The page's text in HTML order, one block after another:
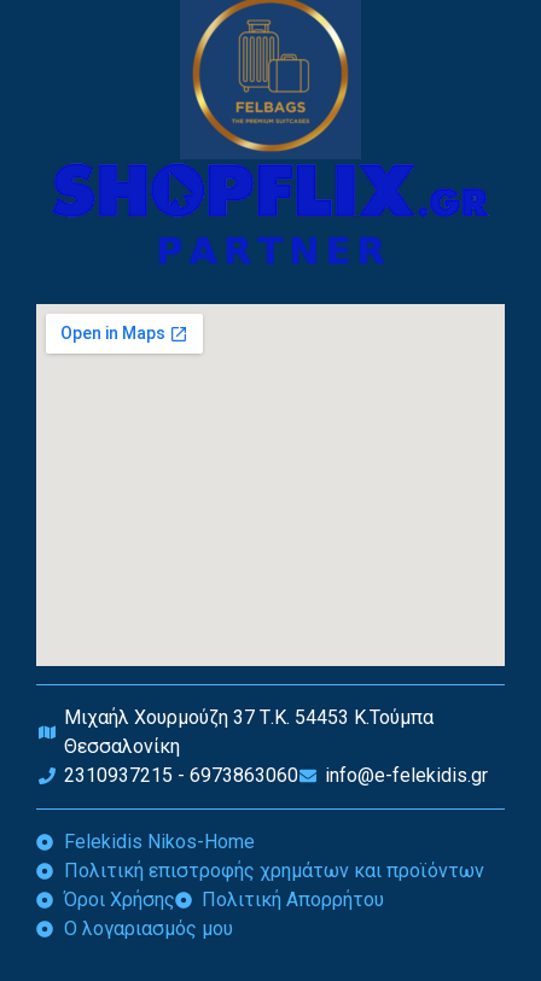
Μιχαήλ Χουρμούζη 37 Τ.Κ. 54453 Κ.Τούμπα
Θεσσαλονίκη
2310937215 - 6973863060
info@e-felekidis.gr
Felekidis Nikos-Home
Πολιτική επιστροφής χρημάτων και προϊόντων
Όροι Χρήσης
Πολιτική Απορρήτου
Ο λογαριασμός μου